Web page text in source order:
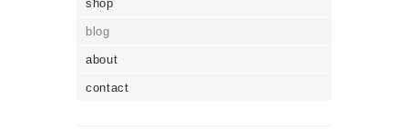
shop
blog
about
contact